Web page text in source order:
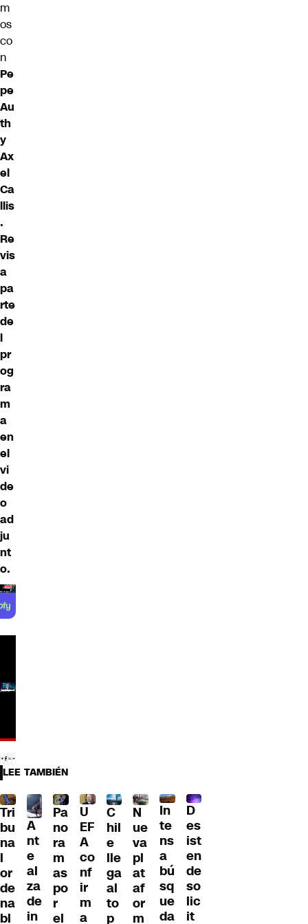
m
os
co
n
Pe
pe
Au
th
y
Ax
el
Ca
llis
.
Re
vis
a
pa
rte
de
l
pr
og
ra
m
a
en
el
vi
de
o
ad
ju
nt
o.
LEE TAMBIÉN
Tri
bu
na
l
or
de
na
bl
A
nt
e
al
za
de
in
Pa
no
ra
m
as
po
r
el
U
EF
A
co
nf
ir
m
a
C
hil
e
lle
ga
al
to
p
N
ue
va
pl
at
af
or
m
In
te
ns
a
bú
sq
ue
da
D
es
ist
en
de
so
lic
it